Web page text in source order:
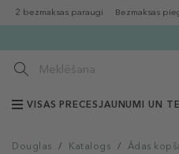
2 bezmaksas paraugi Bezmaksas
VISAS PRECESJAUNUMI UN
Douglas / Katalogs / Ādas